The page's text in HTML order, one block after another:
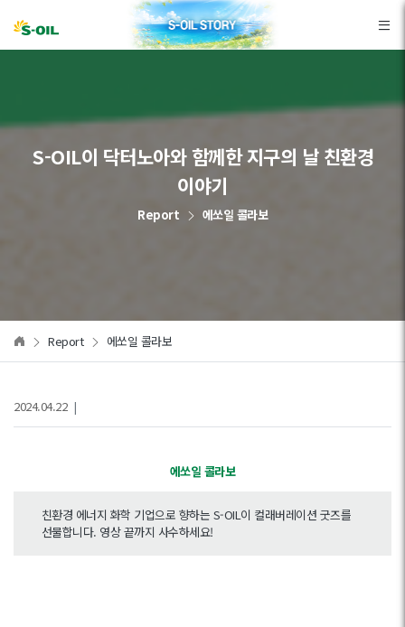
S-OIL이 닥터노아와 함께한 지구의 날 친환경
이야기
Report 에쏘일 콜라보
Report 에쏘일 콜라보
2024.04.22 |
에쏘일 콜라보
친환경 에너지 화학 기업으로 향하는 S-OIL이 컬래버레이션 굿즈를
선물합니다. 영상 끝까지 사수하세요!